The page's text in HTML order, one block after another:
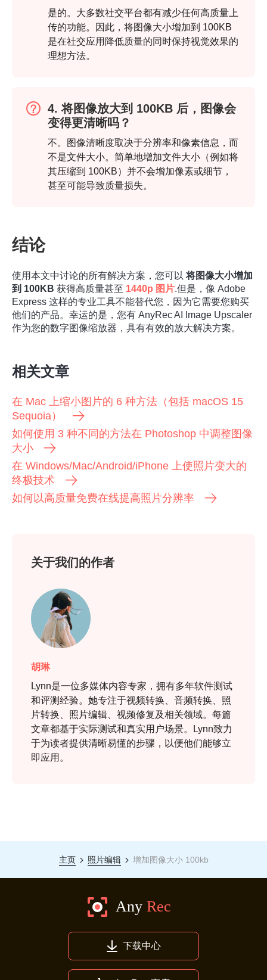
第2步。
是的。大多数社交平台都有减少任何高质量上
传的功能。因此，将图像大小增加到 100KB
是在社交应用降低质量的同时保持视觉效果的
理想方法。
4. 将图像放大到 100KB 后，图像会
变得更清晰吗？
不。图像清晰度取决于分辨率和像素信息，而
不是文件大小。简单地增加文件大小（例如将
其压缩到 100KB）并不会增加像素或细节，
甚至可能导致质量损失。
结论
使用本文中讨论的所有解决方案，您可以将图像大小增加
到 100KB 获得高质量甚至 1440p 图片.但是，像 Adobe
Express 这样的专业工具不能替代您，因为它需要您购买
他们的产品。幸运的是，您有 AnyRec AI Image Upscaler
作为您的数字图像缩放器，具有有效的放大解决方案。
相关文章
在 Mac 上缩小图片的 6 种方法（包括 macOS 15
Sequoia）
如何使用 3 种不同的方法在 Photoshop 中调整图像
大小
在 Windows/Mac/Android/iPhone 上使照片变大的
终极技术
如何以高质量免费在线提高照片分辨率
关于我们的作者
胡琳
Lynn是一位多媒体内容专家，拥有多年软件测试
和评测经验。她专注于视频转换、音频转换、照
片转换、照片编辑、视频修复及相关领域。每篇
文章都基于实际测试和真实用户场景。Lynn致力
于为读者提供清晰易懂的步骤，以便他们能够立
即应用。
主页 照片编辑 增加图像大小 100kb
下载中心